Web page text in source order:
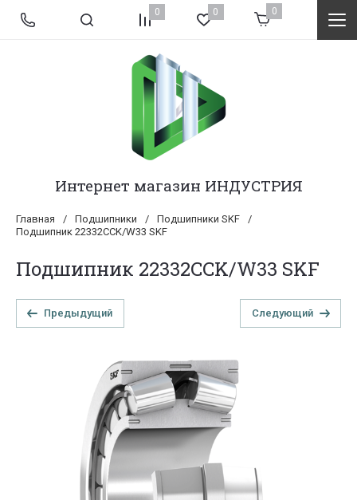
0 0 0
Интернет магазин ИНДУСТРИЯ
Главная / Подшипники / Подшипники SKF
/
Подшипник 22332CCK/W33 SKF
Подшипник 22332CCK/W33 SKF
Предыдущий Следующий